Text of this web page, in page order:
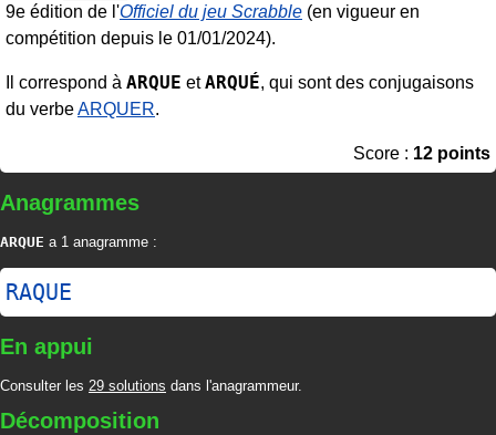
9e édition de l'Officiel du jeu Scrabble (en vigueur en
compétition depuis le 01/01/2024).
Il correspond à ARQUE etARQUÉ, qui sont des conjugaisons
du verbeARQUER.
Score : 12 points
Anagrammes
ARQUE a 1 anagramme :
RAQUE
En appui
Consulter les 29 solutions dans l'anagrammeur.
Décomposition